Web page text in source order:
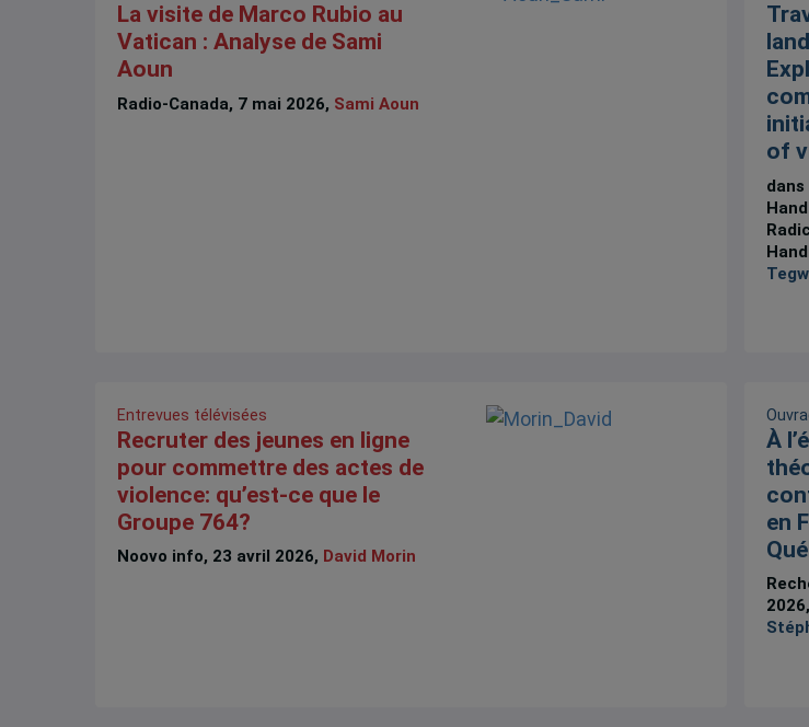
La visite de Marco Rubio au
Vatican : Analyse de Sami
Aoun
Radio-Canada, 7 mai 2026, Sami Aoun
of
Entrevues télévisées
Recruter des jeunes en ligne
pour commettre des actes de
violence: qu’est-ce que le
Groupe 764?
Noovo info, 23 avril 2026, David Morin
À
en